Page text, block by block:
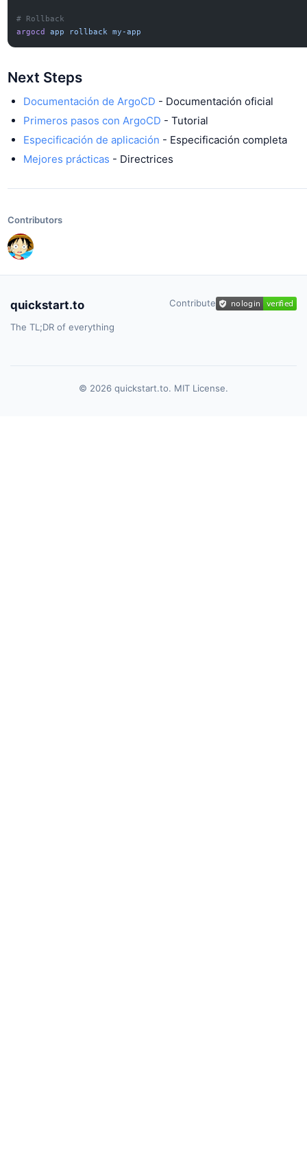
# Rollback
argocd
app rollback my-app
Next Steps
Documentación de ArgoCD - Documentación oficial
Primeros pasos con ArgoCD - Tutorial
Especificación de aplicación - Especificación completa
Mejores prácticas - Directrices
Contributors
quickstart.to
The TL;DR of everything
Contribute
© 2026 quickstart.to. MIT License.